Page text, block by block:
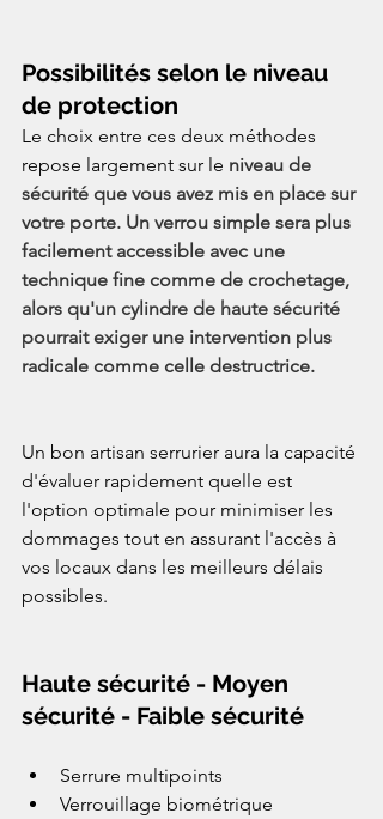
Possibilités selon le niveau
de protection
Le choix entre ces deux méthodes
repose largement sur le niveau de
sécurité que vous avez mis en place sur
votre porte. Un verrou simple sera plus
facilement accessible avec une
technique fine comme de crochetage,
alors qu'un cylindre de haute sécurité
pourrait exiger une intervention plus
radicale comme celle destructrice.
Un bon artisan serrurier aura la capacité
d'évaluer rapidement quelle est
l'option optimale pour minimiser les
dommages tout en assurant l'accès à
vos locaux dans les meilleurs délais
possibles.
Haute sécurité - Moyen
sécurité - Faible sécurité
Serrure multipoints
Verrouillage biométrique